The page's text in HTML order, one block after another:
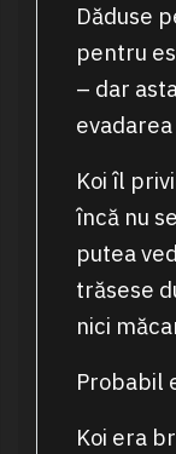
Dăduse
pentru
– dar
Koi îl
încă nu
putea
trăsese
nici
Probabil
Koi era